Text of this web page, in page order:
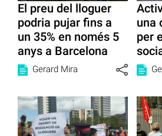
El preu del lloguer
podria pujar fins a
un 35% en només 5
anys a Barcelona
Gerard Mira
una
per